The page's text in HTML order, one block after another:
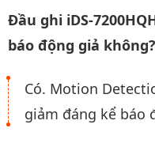
Đầu ghi iDS-
báo động giả không?
Có. Motion
giảm đáng kể báo